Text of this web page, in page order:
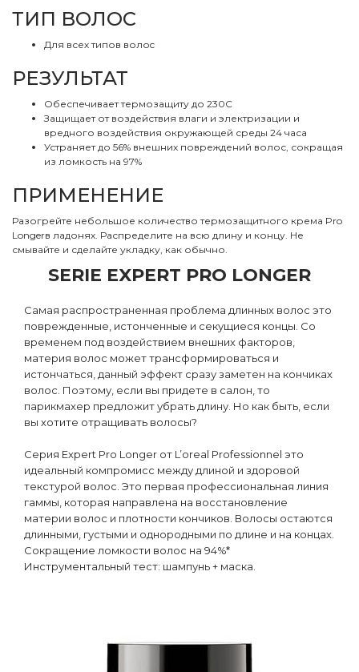
ТИП ВОЛОС
Для всех типов волоc
РЕЗУЛЬТАТ
Обеспечивает термозащиту до 230С
Защищает от воздействия влаги и электризации и
вредного воздействия окружающей среды 24 часа
Устраняет до 56% внешних повреждений волос, сокращая
из ломкость на 97%
ПРИМЕНЕНИЕ
Разогрейте небольшое количество термозащитного крема Pro
Longerв ладонях. Распределите на всю длину и концу. Не
смывайте и сделайте укладку, как обычно.
SERIE EXPERT PRO LONGER
Самая распространенная проблема длинных волос это
поврежденные, истонченные и секущиеся концы. Со
временем под воздействием внешних факторов,
материя волос может трансформироваться и
истончаться, данный эффект сразу заметен на кончиках
волос. Поэтому, если вы придете в салон, то
парикмахер предложит убрать длину. Но как быть, если
вы хотите отращивать волосы?
Серия Expert Pro Longer от L’oreal Professionnel это
идеальный компромисс между длиной и здоровой
текстурой волос. Это первая профессиональная линия
гаммы, которая направлена на восстановление
материи волос и плотности кончиков. Волосы остаются
длинными, густыми и однородными по длине и на концах.
Сокращение ломкости волос на 94%*
Инструментальный тест: шампунь + маска.